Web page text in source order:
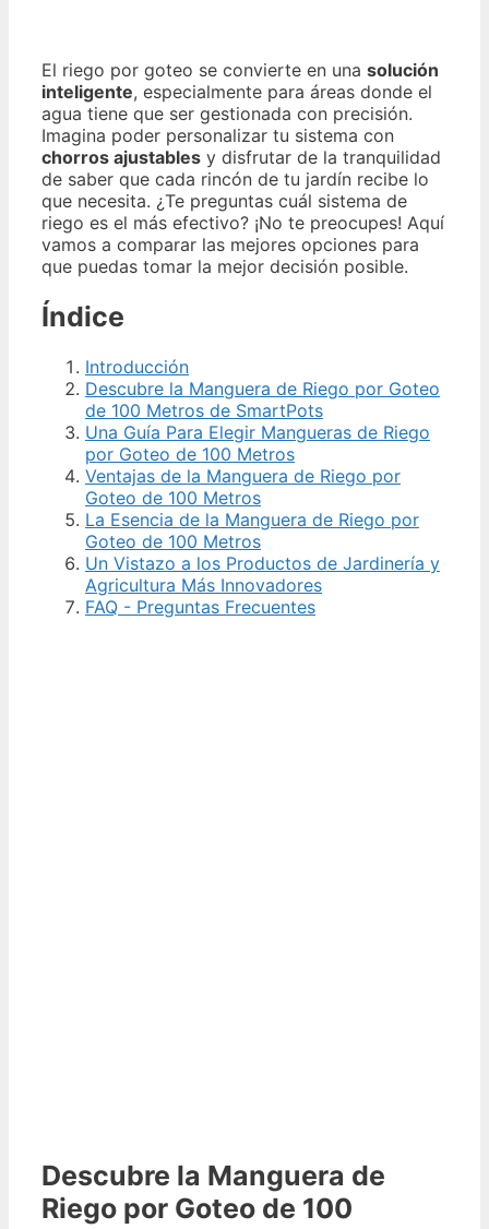
El riego por goteo se convierte en una solución
inteligente, especialmente para áreas donde el
agua tiene que ser gestionada con precisión.
Imagina poder personalizar tu sistema con
chorros ajustables y disfrutar de la tranquilidad
de saber que cada rincón de tu jardín recibe lo
que necesita. ¿Te preguntas cuál sistema de
riego es el más efectivo? ¡No te preocupes! Aquí
vamos a comparar las mejores opciones para
que puedas tomar la mejor decisión posible.
Índice
Introducción
Descubre la Manguera de Riego por Goteo
de 100 Metros de SmartPots
Una Guía Para Elegir Mangueras de Riego
por Goteo de 100 Metros
Ventajas de la Manguera de Riego por
Goteo de 100 Metros
La Esencia de la Manguera de Riego por
Goteo de 100 Metros
Un Vistazo a los Productos de Jardinería y
Agricultura Más Innovadores
FAQ - Preguntas Frecuentes
Descubre la Manguera de
Riego por Goteo de 100